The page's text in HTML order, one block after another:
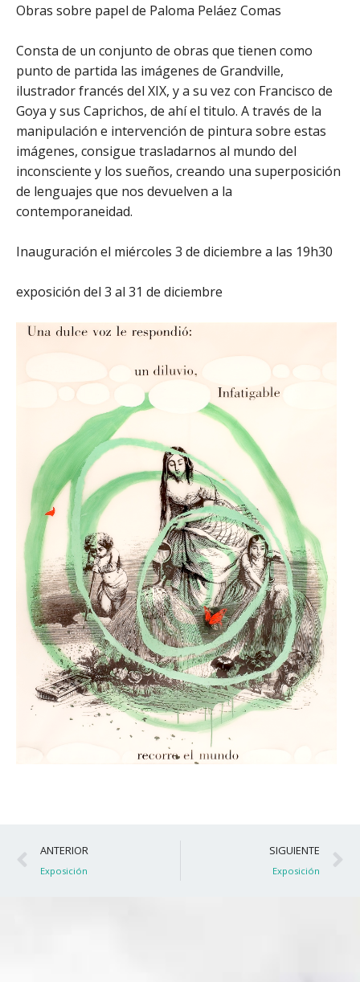
Obras sobre papel de Paloma Peláez Comas
Consta de un conjunto de obras que tienen como
punto de partida las imágenes de Grandville,
ilustrador francés del XIX, y a su vez con Francisco de
Goya y sus Caprichos, de ahí el titulo. A través de la
manipulación e intervención de pintura sobre estas
imágenes, consigue trasladarnos al mundo del
inconsciente y los sueños, creando una superposición
de lenguajes que nos devuelven a la
contemporaneidad.
Inauguración el miércoles 3 de diciembre a las 19h30
exposición del 3 al 31 de diciembre
Ant
ANTERIOR
Exposición
SIGUIENTE
Exposición